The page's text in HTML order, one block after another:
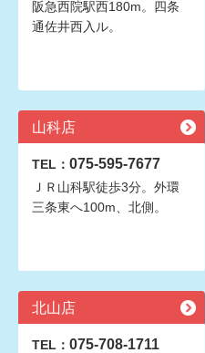
阪急西院駅西180m。四条
通佐井西入ル。
山科店
TEL： 075-595-7677
ＪＲ山科駅徒歩3分。外環
三条東へ100m、北側。
北山店
TEL： 075-708-1711